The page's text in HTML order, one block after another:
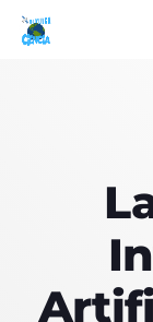
LA ESTACIÓN
ARTÍCULOS